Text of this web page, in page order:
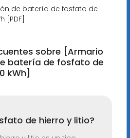
de batería de fosfato de
[PDF]
sobre [Armario
batería de fosfato de
kWh]
de hierro y litio?